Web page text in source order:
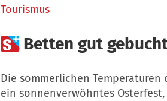
Tourismus
 Betten gut
Die sommerlichen
ein sonnenverwöhntes